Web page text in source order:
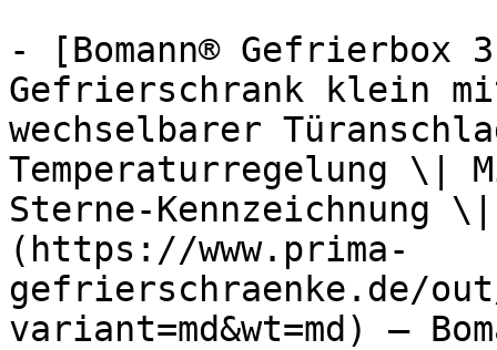
- [Bomann®
Gefrierschrank klein
wechselbarer
Temperaturregelung \|
Sterne-Kennzeichnung
(https://www.prima-
gefrierschraenke.de/out/
variant=md&wt=md) —